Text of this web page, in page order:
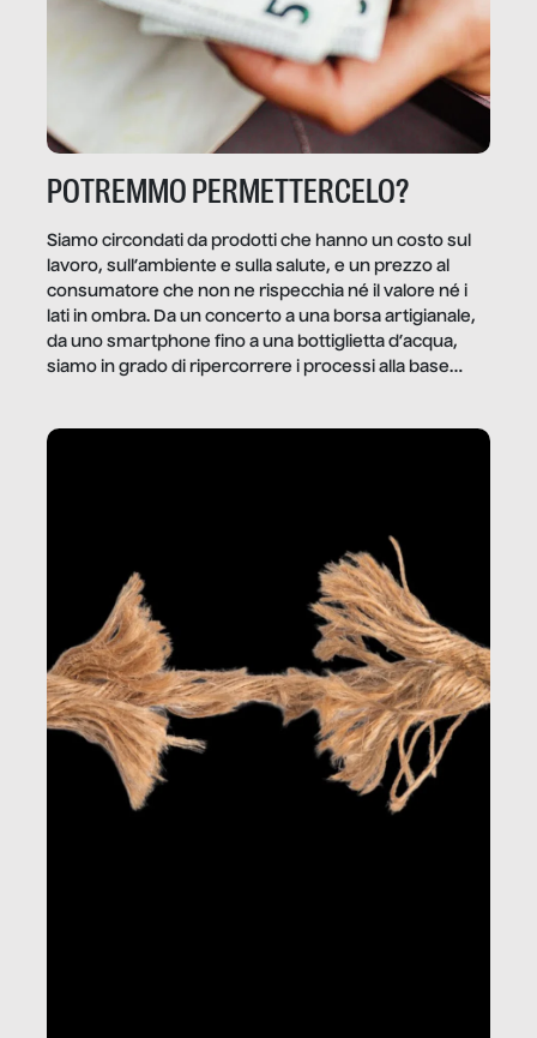
POTREMMO PERMETTERCELO?
Siamo circondati da prodotti che hanno un costo sul
lavoro, sull’ambiente e sulla salute, e un prezzo al
consumatore che non ne rispecchia né il valore né i
lati in ombra. Da un concerto a una borsa artigianale,
da uno smartphone fino a una bottiglietta d’acqua,
siamo in grado di ripercorrere i processi alla base
dietro gli oggetti e i servizi che fanno la nostra vita